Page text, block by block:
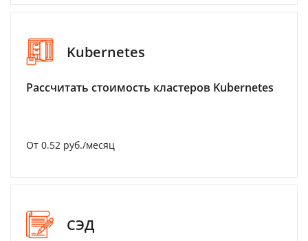
Kubernetes
Рассчитать стоимость кластеров Kubernetes
От 0.52 руб./месяц
СЭД